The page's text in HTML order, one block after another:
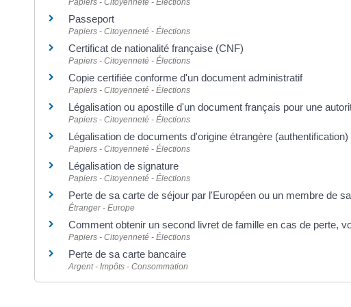
Passeport
Papiers - Citoyenneté - Élections
Certificat de nationalité française (CNF)
Papiers - Citoyenneté - Élections
Copie certifiée conforme d'un document administratif
Papiers - Citoyenneté - Élections
Légalisation ou apostille d'un document français pour une
Papiers - Citoyenneté - Élections
Légalisation de documents d'origine étrangère (authentification)
Papiers - Citoyenneté - Élections
Légalisation de signature
Papiers - Citoyenneté - Élections
Perte de sa carte de séjour par l'Européen ou un membre de
Étranger - Europe
Comment obtenir un second livret de famille en cas de perte,
Papiers - Citoyenneté - Élections
Perte de sa carte bancaire
Argent - Impôts - Consommation